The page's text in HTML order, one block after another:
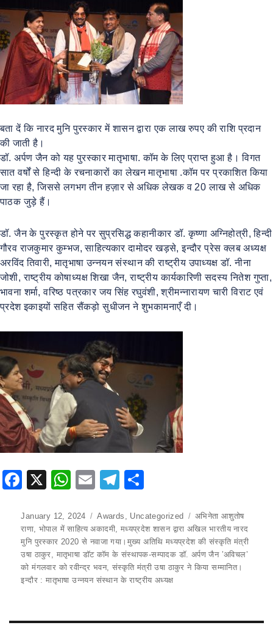
बता दें कि नारद मुनि पुरस्कार में शासन द्वारा एक लाख रुपए की राशि प्रदान
की जाती है।
डॉ. अर्पण जैन को यह पुरस्कार मातृभाषा. कॉम के लिए प्राप्त हुआ है। विगत
सात वर्षों से हिन्दी के रचनाकारों का लेखन मातृभाषा .कॉम पर प्रकाशित किया
जा रहा है, जिससे लगभग तीन हज़ार से अधिक लेखक व 20 लाख से अधिक
पाठक जुड़े हैं।
डॉ. जैन के पुरस्कृत होने पर सुप्रसिद्ध कहानीकार डॉ. कृष्णा अग्निहोत्री, हिन्दी
गौरव राजकुमार कुम्भज, साहित्यकार दामोदर खड़से, इन्दौर प्रेस क्लब अध्यक्ष
अरविंद तिवारी, मातृभाषा उन्नयन संस्थान की राष्ट्रीय उपाध्यक्ष डॉ. नीना
जोशी, राष्ट्रीय कोषाध्यक्ष शिखा जैन, राष्ट्रीय कार्यकारिणी सदस्य नितेश गुप्ता,
भावना शर्मा, वरिष्ठ पत्रकार जय सिंह रघुवंशी, श्रीमन्नारायण चारी विराट एवं
प्रदेश इकाइयों सहित सैंकड़ो सुधीजन ने शुभकामनाएँ दी।
F
c
e
b
o
k
X
W
at
s
A
p
E
ai
l
T
e
gr
a
m
ar
e
Posted
on
January 12, 2024 Categories
Awards , Uncategorized Tags
अभिनेता आशुतोष
राणा,भोपाल में साहित्य अकादमी, मध्यप्रदेश शासन द्वारा अखिल भारतीय नारद
मुनि पुरस्कार 2020 से नवाजा गया।मुख्य अतिथि मध्यप्रदेश की संस्कृति मंत्री
उषा ठाकुर, मातृभाषा डॉट कॉम के संस्थापक-सम्पादक डॉ. अर्पण जैन ’अविचल’
को मंगलवार को रवीन्द्र भवन, संस्कृति मंत्री उषा ठाकुर ने किया सम्मानित।
इन्दौर : मातृभाषा उन्नयन संस्थान के राष्ट्रीय अध्यक्ष